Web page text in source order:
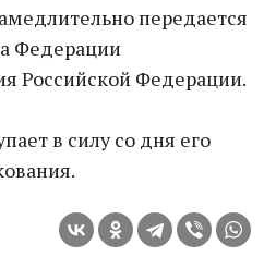
передается
Федерации
Российской Федерации.
в силу со дня его